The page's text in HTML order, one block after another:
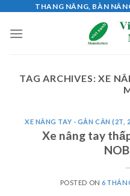
content
THANG NÂNG, BÀN
TAG ARCHIVES:XE
XE NÂNG TAY - GẮN CÂN (2T,
Xe nâng tay
POSTED ON 6